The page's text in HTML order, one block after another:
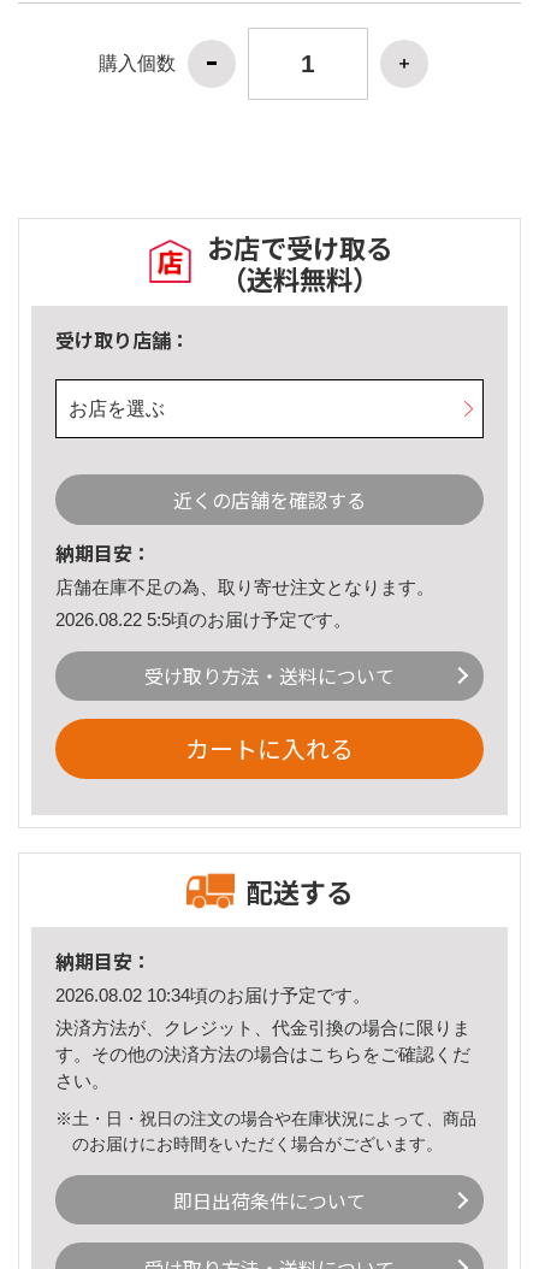
購入個数
お店で受け取る
（送料無料）
受け取り店舗：
お店を選ぶ
近くの店舗を確認する
納期目安：
店舗在庫不足の為、取り寄せ注文となります。
2026.08.22 5:5頃のお届け予定です。
受け取り方法・送料について
カートに入れる
配送する
納期目安：
2026.08.02 10:34頃のお届け予定です。
決済方法が、クレジット、代金引換の場合に限りま
す。その他の決済方法の場合はこちら をご確認くだ
さい。
※土・日・祝日の注文の場合や在庫状況によって、商品
のお届けにお時間をいただく場合がございます。
即日出荷条件について